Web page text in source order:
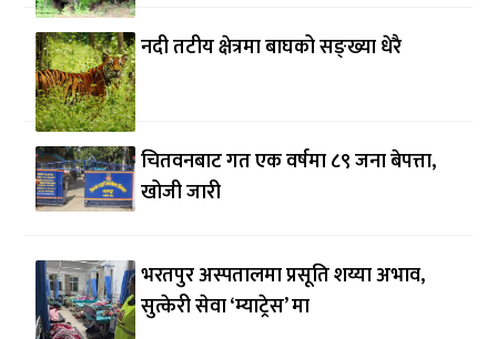
नदी तटीय क्षेत्रमा बाघको सङ्ख्या धेरै
चितवनबाट गत एक वर्षमा ८९ जना बेपत्ता,
खोजी जारी
भरतपुर अस्पतालमा प्रसूति शय्या अभाव,
सुत्केरी सेवा ‘म्याट्रेस’ मा